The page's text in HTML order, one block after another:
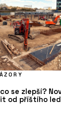
se zlepší?
od příštího